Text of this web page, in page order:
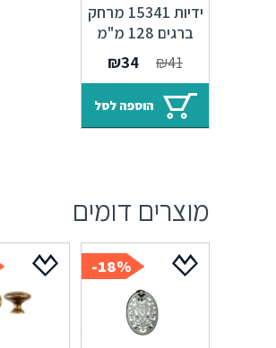
ידיות 15341 מרחק
ברגים 128 מ"מ
וינטייג' M92
₪41
המחיר
המקורי
היה:
₪41.
₪34
הנוכחי
הוא:
₪34.
הוספה לסל
מוצרים דומים
18%-